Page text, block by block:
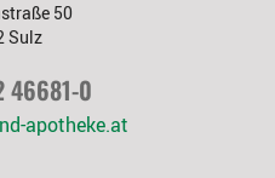
50
Sulz
46681-0
apotheke.at